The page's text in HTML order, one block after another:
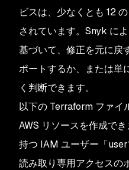
ビスは、少なくとも 12
されています。Snyk に
基づいて、修正を元に戻
ポートするか、または単
く判断できます。
以下の Terraform ファイ
AWS リソースを作成で
持つ IAM ユーザー「
読み取り専用アクセスの